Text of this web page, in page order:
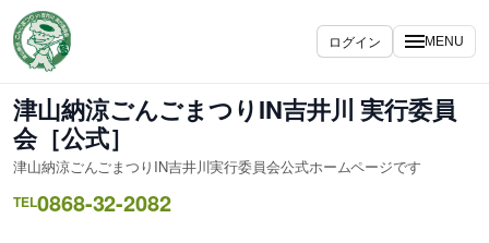
容
を
ス
キ
ッ
プ
ログイン MENU
津山納涼ごんごまつりIN吉井川 実行委員
会［公式］
津山納涼ごんごまつりIN吉井川実行委員会公式ホームページです
TEL0868-32-2082